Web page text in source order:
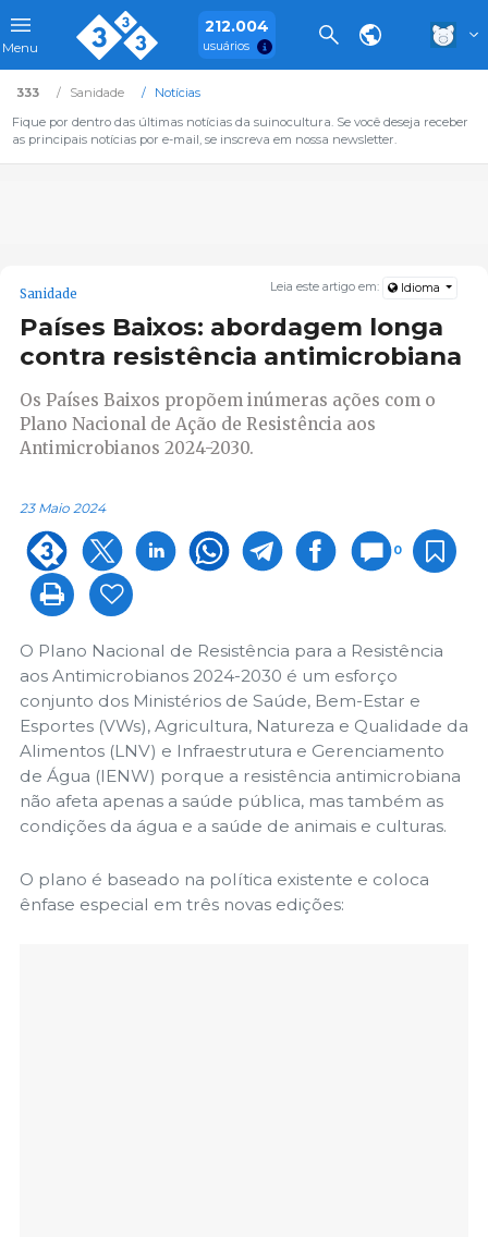
Menu
212.004
usuários
333 Sanidade
Notícias
Fique por dentro das últimas notícias da suinocultura. Se você deseja receber
as principais notícias por e-mail, se inscreva em nossa newsletter.
Leia este artigo em: Idioma
Sanidade
Países Baixos: abordagem longa
contra resistência antimicrobiana
Os Países Baixos propõem inúmeras ações com o
Plano Nacional de Ação de Resistência aos
Antimicrobianos 2024-2030.
23 Maio 2024
0
O Plano Nacional de Resistência para a Resistência
aos Antimicrobianos 2024-2030 é um esforço
conjunto dos Ministérios de Saúde, Bem-Estar e
Esportes (VWs), Agricultura, Natureza e Qualidade da
Alimentos (LNV) e Infraestrutura e Gerenciamento
de Água (IENW) porque a resistência antimicrobiana
não afeta apenas a saúde pública, mas também as
condições da água e a saúde de animais e culturas.
O plano é baseado na política existente e coloca
ênfase especial em três novas edições: